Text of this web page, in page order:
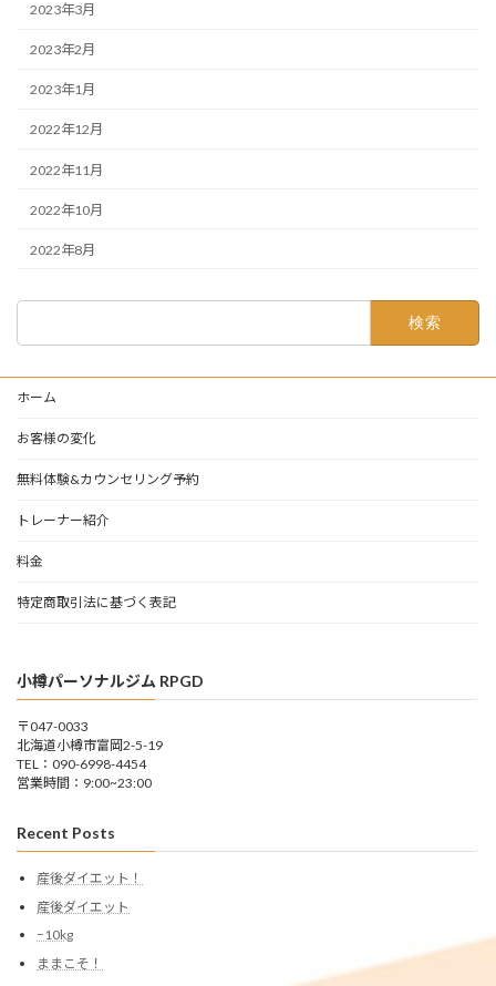
2023年3月
2023年2月
2023年1月
2022年12月
2022年11月
2022年10月
2022年8月
ホーム
お客様の変化
無料体験&カウンセリング予約
トレーナー紹介
料金
特定商取引法に基づく表記
小樽パーソナルジム RPGD
〒047-0033
北海道小樽市富岡2-5-19
TEL：090-6998-4454
営業時間：9:00~23:00
Recent Posts
産後ダイエット！
産後ダイエット
−10kg
ままこそ！